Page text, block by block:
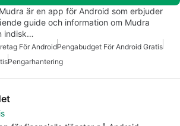
är en app för Android som erbjuder
guide och information om Mudra
indisk…
För AndroidPengabudget För Android Gratis
Pengarhantering